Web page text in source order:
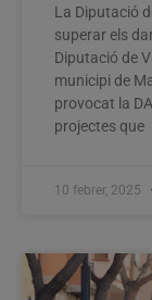
La Diputació
superar els
Diputació de
municipi de
provocat la
projectes que
10 febrer, 2025